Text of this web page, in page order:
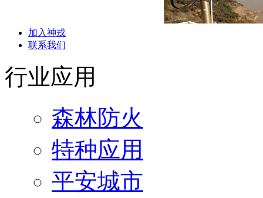
加入神戎
联系我们
行业应用
森林防火
特种应用
平安城市